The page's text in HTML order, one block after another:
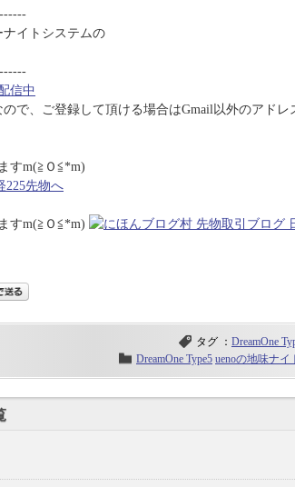
イトシステムの
信中
で、ご登録して頂ける場合はGmail以外のアドレ
すm(≧Ｏ≦*m)
すm(≧Ｏ≦*m)
タグ ： DreamOne
DreamOne Type5 uenoの地味ナイ